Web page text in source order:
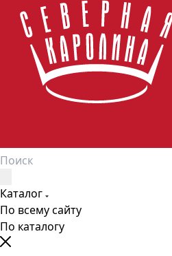
Каталог
По всему сайту
По каталогу